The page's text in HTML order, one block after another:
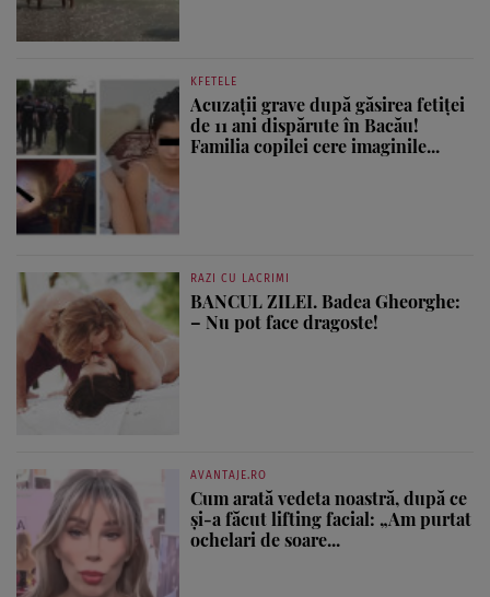
KFETELE
Acuzații grave după găsirea fetiței
de 11 ani dispărute în Bacău!
Familia copilei cere imaginile...
RAZI CU LACRIMI
BANCUL ZILEI. Badea Gheorghe:
– Nu pot face dragoste!
AVANTAJE.RO
Cum arată vedeta noastră, după ce
și-a făcut lifting facial: „Am purtat
ochelari de soare...